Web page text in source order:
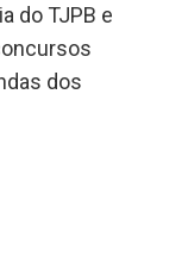
do TJPB e
dos